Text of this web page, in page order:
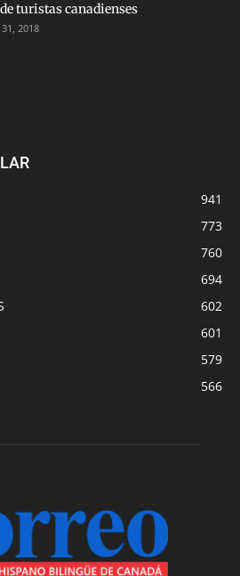
turistas canadienses
2018
941
773
760
694
602
601
579
566